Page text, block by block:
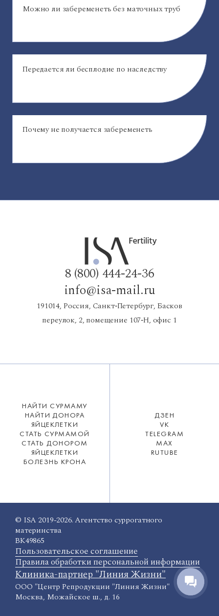
Можно ли забеременеть без маточных труб
Передается ли бесплодие по наследству
Почему не получается забеременеть
8 (800) 444-24-36
info@isa-mail.ru
191014, Россия, Санкт‑Петербург, Басков
переулок, 2, помещение 107‑Н, офис 1
НАЙТИ СУРМАМУ
НАЙТИ ДОНОРА
ЯЙЦЕКЛЕТКИ
СТАТЬ СУРМАМОЙ
СТАТЬ ДОНОРОМ
ЯЙЦЕКЛЕТКИ
БОЛЕЗНЬ КРОНА
ДЗЕН
VK
TELEGRAM
MAX
RUTUBE
© ISA 2019-2026. Агентство суррогатного
материнства
ВК49865
Пользовательское соглашение
Правила обработки персональной информации
Клиника-партнер "Линия Жизни"
ООО "Центр Репродукции "Линия Жизни"
Москва, Можайское ш., д. 16